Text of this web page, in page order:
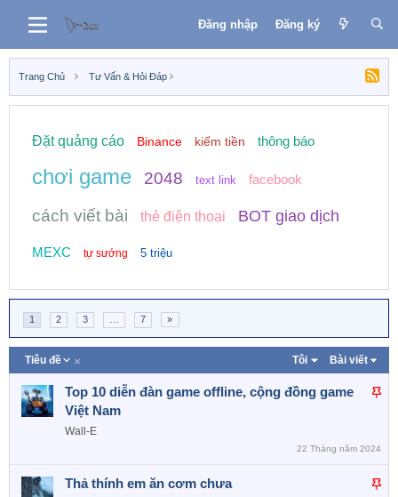
Đăng nhập Đăng ký
Trang Chủ Tư Vấn & Hỏi Đáp
Đặt quảng cáo Binance kiếm tiền thông báo
chơi game 2048 text link facebook
cách viết bài thẻ điện thoại BOT giao dịch
MEXC tự sướng 5 triệu
1 2 3 7 »
Tiêu đề
G
i
ả
m
d
Tôi Bài viết
D
ê
n
Top 10 diễn đàn game offline, cộng đồng game
Việt Nam
Wall-E
22 Tháng năm 2024
D
Thả thính em ăn cơm chưa